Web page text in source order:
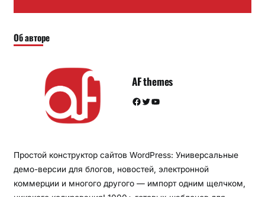
Об авторе
AF themes
Facebook Twitter YouTube
Простой конструктор сайтов WordPress: Универсальные
демо-версии для блогов, новостей, электронной
коммерции и многого другого — импорт одним щелчком,